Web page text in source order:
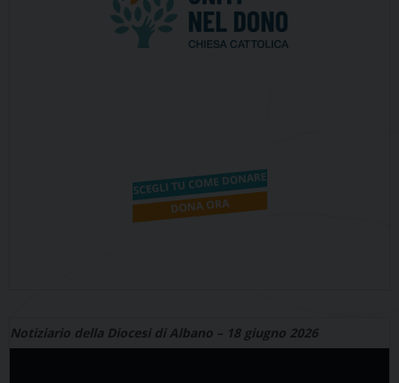
Notiziario della Diocesi di Albano – 18 giugno 2026